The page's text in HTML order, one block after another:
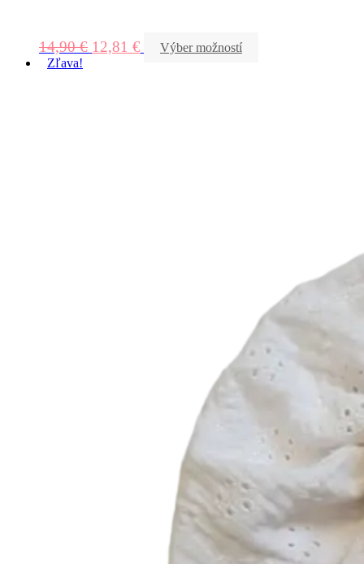
14,90€ 12,81 €
Výber možností
Zľava!